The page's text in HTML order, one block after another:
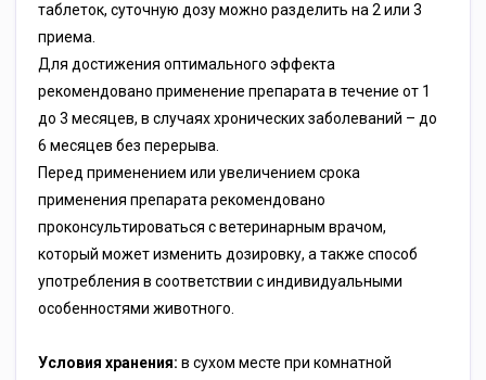
таблеток, суточную дозу можно разделить на 2 или 3
приема.
Для достижения оптимального эффекта
рекомендовано применение препарата в течение от 1
до 3 месяцев, в случаях хронических заболеваний – до
6 месяцев без перерыва.
Перед применением или увеличением срока
применения препарата рекомендовано
проконсультироваться с ветеринарным врачом,
который может изменить дозировку, а также способ
употребления в соответствии с индивидуальными
особенностями животного.
Условия хранения: в сухом месте при комнатной